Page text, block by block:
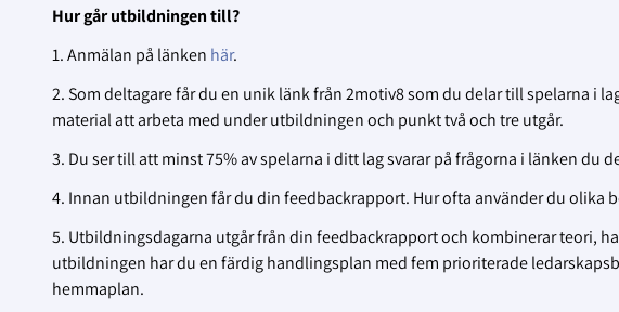
Hur går utbildningen till?
1. Anmälan på länken här.
2. Som deltagare får du en unik länk från 2motiv8 som du delar till spelarna i
material att arbeta med under utbildningen och punkt två och tre utgår.
3. Du ser till att minst 75% av spelarna i ditt lag svarar på frågorna i länken du
4. Innan utbildningen får du din feedbackrapport. Hur ofta använder du olika
5. Utbildningsdagarna utgår från din feedbackrapport och kombinerar teori,
utbildningen har du en färdig handlingsplan med fem prioriterade
hemmaplan.